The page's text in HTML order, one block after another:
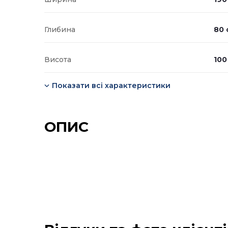
Глибина 80
Висота
Показати всі характеристики
ОПИС